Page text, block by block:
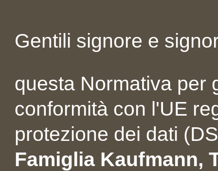
Gentili signore e
questa Normativa per
conformità con l'UE
protezione dei dati
Famiglia Kaufmann,